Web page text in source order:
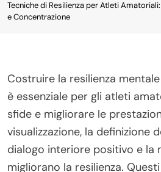
content
Tecniche di Resilienza per Atleti
e Concentrazione
Costruire la resilienza
è essenziale per gli atleti
sfide e migliorare le
visualizzazione, la definizione
dialogo interiore positivo e la
migliorano la resilienza.